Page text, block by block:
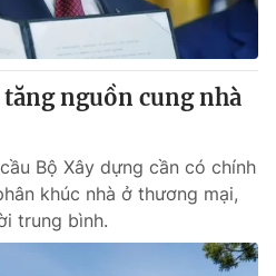
Infographic
nguồn cung nhà
Bộ Xây dựng cần có chính
khúc nhà ở thương mại,
trung bình.